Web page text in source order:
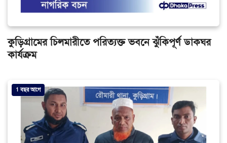
কুড়িগ্রামের চিলমারীতে পরিত্যক্ত ভবনে ঝুঁকিপূর্ণ ডাকঘর
কার্যক্রম
1 বছর আগে